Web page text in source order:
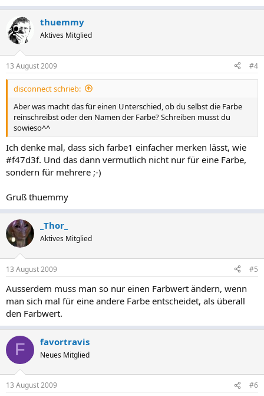
thuemmy
Aktives Mitglied
13 August 2009 #4
disconnect schrieb:
Aber was macht das für einen Unterschied, ob du selbst die Farbe
reinschreibst oder den Namen der Farbe? Schreiben musst du
sowieso^^
Ich denke mal, dass sich farbe1 einfacher merken lässt, wie
#f47d3f. Und das dann vermutlich nicht nur für eine Farbe,
sondern für mehrere ;-)
Gruß thuemmy
_Thor_
Aktives Mitglied
13 August 2009 #5
Ausserdem muss man so nur einen Farbwert ändern, wenn
man sich mal für eine andere Farbe entscheidet, als überall
den Farbwert.
F favortravis
Neues Mitglied
13 August 2009 #6